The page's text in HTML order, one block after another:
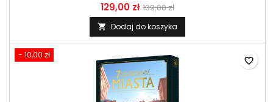
129,00 zł 139,00 zł
 Dodaj do koszyka
- 10,00 zł
favorite_border